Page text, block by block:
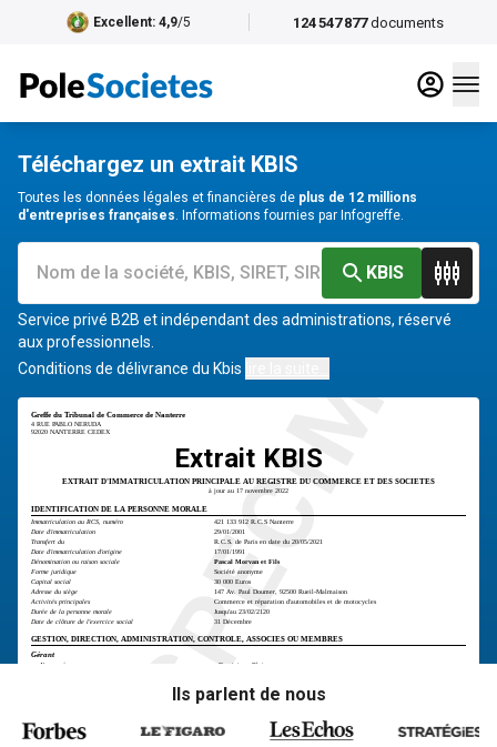
124 547 877 documents
Excellent: 4,9/5
SPECIMEN
Greffe du Tribunal de Commerce de Nanterre
4 RUE PABLO NERUDA
92020 NANTERRE CEDEX
Extrait KBIS
EXTRAIT D'IMMATRICULATION PRINCIPALE AU REGISTRE DU COMMERCE ET DES SOCIETES
à jour au 17 novembre 2022
IDENTIFICATION DE LA PERSONNE MORALE
Immatriculation au RCS, numéro
421 133 912 R.C.S Nanterre
Date d'immatriculation
29/01/2001
Transfert du
R.C.S. de Paris en date du 20/05/2021
Date d'immatriculation d'origine
17/01/1991
Dénomination ou raison sociale
Pascal Morvan et Fils
Forme juridique
Société anonyme
Capital social
30 000 Euros
Adresse du siège
147 Av. Paul Doumer, 92500 Rueil-Malmaison
Activités principales
Commerce et réparation d'automobiles et de motocycles
Durée de la personne morale
Jusqu'au 23/02/2120
Date de clôture de l'exercice social
31 Décembre
GESTION, DIRECTION, ADMINISTRATION, CONTROLE, ASSOCIES OU MEMBRES
Gérant
Nom, prénoms
Dominique Blais
147 Av. Paul Doumer, 92500 Rueil-Malmaison
Date et lieu de naissance
Le 23/04/1971 à Lyon 2ème Arrondissement (51)
Nationalité
Française
Téléchargez un extrait KBIS
Toutes les données légales et financières de plus de 12 millions
d'entreprises françaises. Informations fournies par Infogreffe.
KBIS
Service privé B2B et indépendant des administrations, réservé
aux professionnels.
Conditions de délivrance du Kbis
Ils parlent de nous